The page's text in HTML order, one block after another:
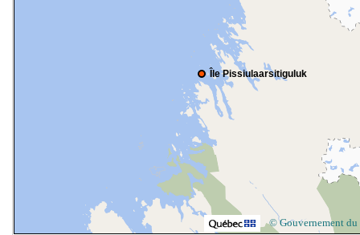
Île Pissiulaarsitiguluk
© Gouvernement du